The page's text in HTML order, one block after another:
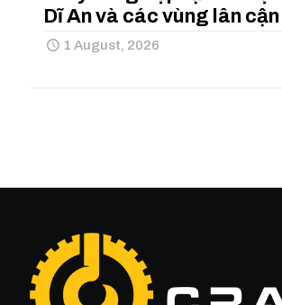
Dĩ An và các vùng lân cận
1 August, 2026